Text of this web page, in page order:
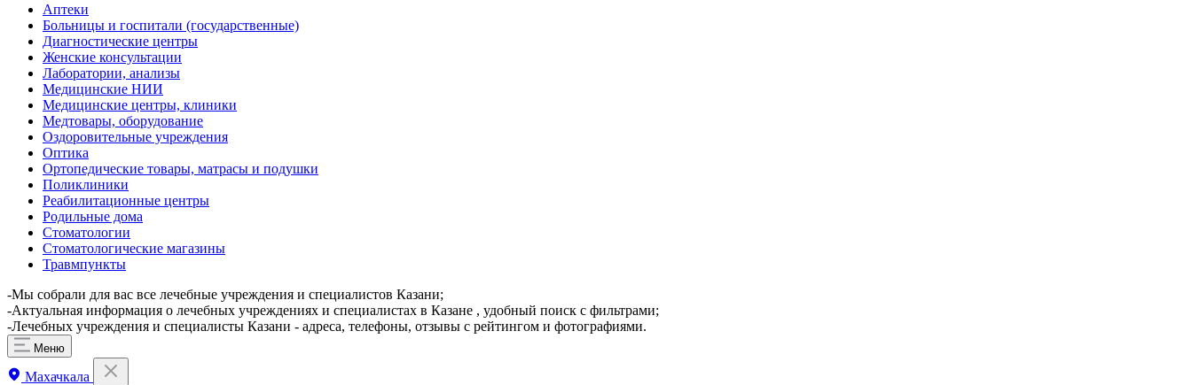
Аптеки
Больницы и госпитали (государственные)
Диагностические центры
Женские консультации
Лаборатории, анализы
Медицинские НИИ
Медицинские центры, клиники
Медтовары, оборудование
Оздоровительные учреждения
Оптика
Ортопедические товары, матрасы и подушки
Поликлиники
Реабилитационные центры
Родильные дома
Стоматологии
Стоматологические магазины
Травмпункты
-Мы собрали для вас все лечебные учреждения и специалистов Казани;
-Актуальная информация о лечебных учреждениях и специалистах в Казане , удобный поиск с фильтрами;
-Лечебных учреждения и специалисты Казани - адреса, телефоны, отзывы с рейтингом и фотографиями.
Меню
Махачкала